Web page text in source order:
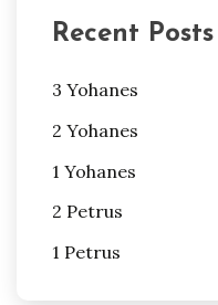
Recent Posts
3 Yohanes
2 Yohanes
1 Yohanes
2 Petrus
1 Petrus